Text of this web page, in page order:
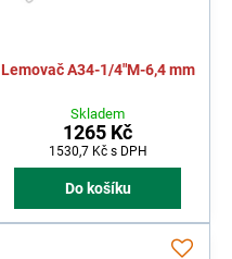
Lemovač A34-1/4"M-6,4 mm
Skladem
1265 Kč
1530,7 Kč s DPH
Do košíku